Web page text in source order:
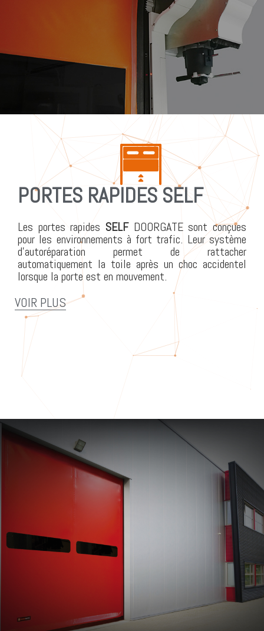
PORTES RAPIDES SELF
Les portes rapides SELFDOORGATE sont conçues
pour les environnements à fort trafic. Leur système
d’autoréparation permet de rattacher
automatiquement la toile après un choc accidentel
lorsque la porte est en mouvement.
VOIR PLUS